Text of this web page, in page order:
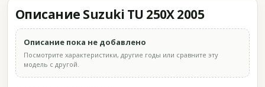
Описание Suzuki TU 250X 2005
Описание пока не добавлено
Посмотрите характеристики, другие годы или сравните эту
модель с другой.